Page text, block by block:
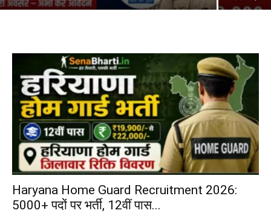
Haryana Home Guard Recruitment 2026:
5000+ पदों पर भर्ती, 12वीं पास...